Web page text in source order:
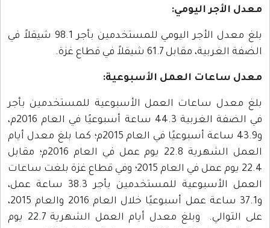
معدل الأجر اليومي:
بلغ معدل الأجر اليومي للمستخدمين بأجر 98.1 شيقلاً في
الضفة الغربية، مقابل 61.7 شيقلاً في قطاع غزة.
معدل ساعات العمل الأسبوعية:
بلغ معدل ساعات العمل الأسبوعية للمستخدمين بأجر
في الضفة الغربية 44.3 ساعة أسبوعيًا في العام 2016م،
و43.9 ساعة أسبوعيًا في العام 2015م؛ كما بلغ معدل أيام
العمل الشهرية 22.8 يوم عمل في العام 2016م؛ مقابل
22.4 يوم عمل في العام 2015؛ وفي قطاع غزة بلغت ساعات
العمل الأسبوعية للمستخدمين بأجر 38.3 ساعة عمل،
و37.1 ساعة عمل أسبوعيًا خلال العام 2016 والعام 2015،
على التوالي. وبلغ معدل أيام العمل الشهرية 22.7 يوم